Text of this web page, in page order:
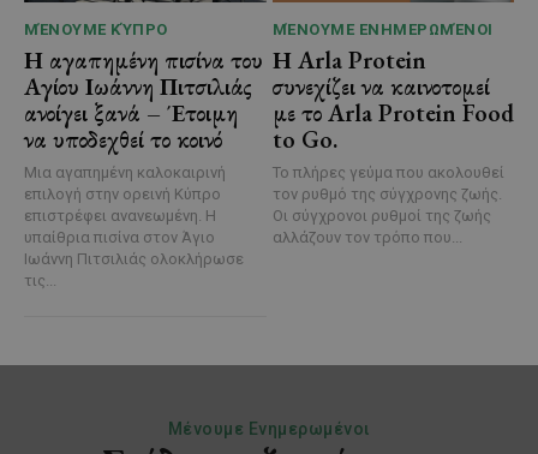
ΜΈΝΟΥΜΕ ΚΎΠΡΟ
Η αγαπημένη πισίνα του
Αγίου Ιωάννη Πιτσιλιάς
ανοίγει ξανά – Έτοιμη
να υποδεχθεί το κοινό
Μια αγαπημένη καλοκαιρινή
επιλογή στην ορεινή Κύπρο
επιστρέφει ανανεωμένη. Η
υπαίθρια πισίνα στον Άγιο
Ιωάννη Πιτσιλιάς ολοκλήρωσε
τις...
ΜΈΝΟΥΜΕ ΕΝΗΜΕΡΩΜΈΝΟΙ
Η Arla Protein
συνεχίζει να καινοτομεί
με το Arla Protein Food
to Go.
Το πλήρες γεύμα που ακολουθεί
τον ρυθμό της σύγχρονης ζωής.
Οι σύγχρονοι ρυθμοί της ζωής
αλλάζουν τον τρόπο που...